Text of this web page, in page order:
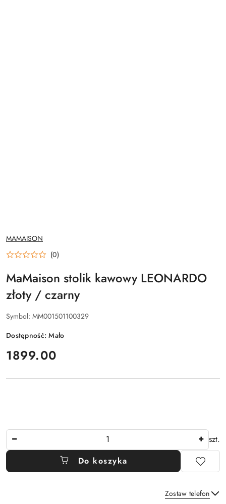
NAZWA
PRODUCENTA:
MAMAISON
(0)
MaMaison stolik kawowy LEONARDO
złoty / czarny
Symbol: MM001501100329
Dostępność:Mało
cena:
1899.00
szt.
Do koszyka
Zostaw telefon